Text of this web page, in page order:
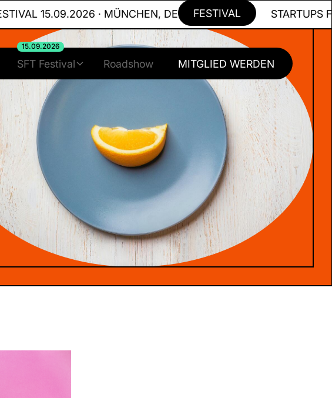
15.09.2026 · MÜNCHEN, DE FESTIVAL STARTUPS
SFT Festival
15.09.2026
Roadshow MITGLIED WERDEN